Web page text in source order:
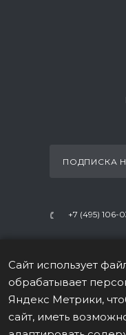
ПОДПИСКА
+7 (495) 106-
г. Москва,
Сайт использует
обрабатывает
Яндекс Метрики,
сайт, иметь